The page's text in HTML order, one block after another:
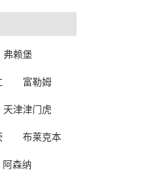
弗赖堡
富勒姆
天津津门虎
布莱克本
阿森纳